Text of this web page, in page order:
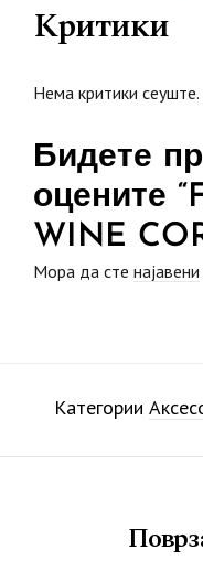
Критики
Нема критики сеуште.
Бидете
оцените
WINE
Мора да сте најавени
Категории